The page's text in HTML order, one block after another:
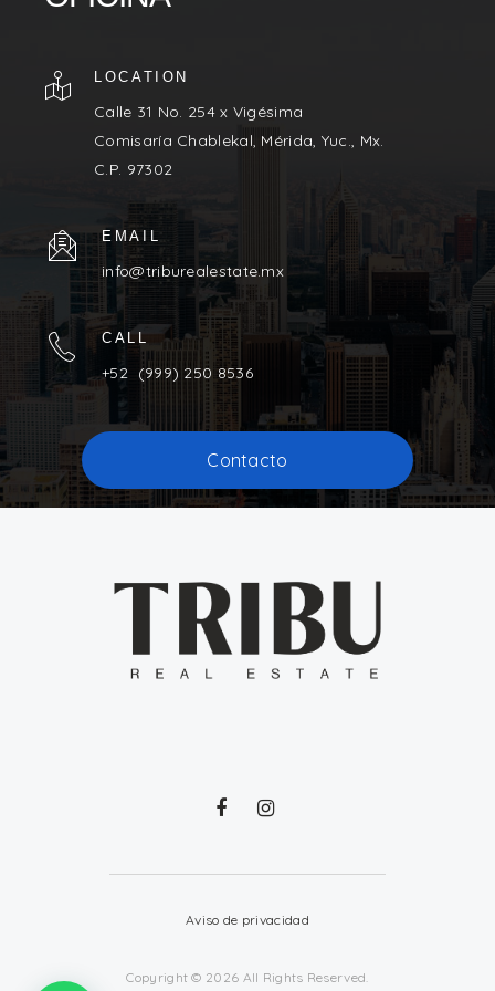
LOCATION
Calle 31 No. 254 x Vigésima
Comisaría Chablekal, Mérida, Yuc., Mx.
C.P. 97302
EMAIL
info@triburealestate.mx
CALL
+52 (999) 250 8536
Contacto
Aviso de privacidad
Copyright © 2026 All Rights Reserved.